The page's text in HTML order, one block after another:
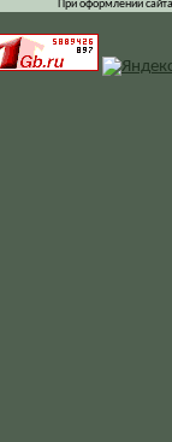
При оформлении